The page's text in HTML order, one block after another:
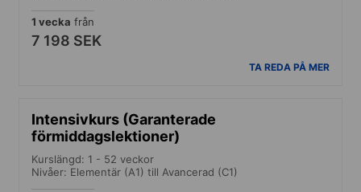
1 vecka från
7 198 SEK
TA REDA PÅ MER
Intensivkurs (Garanterade
förmiddagslektioner)
Kurslängd: 1 - 52 veckor
Nivåer: Elementär (A1) till Avancerad (C1)